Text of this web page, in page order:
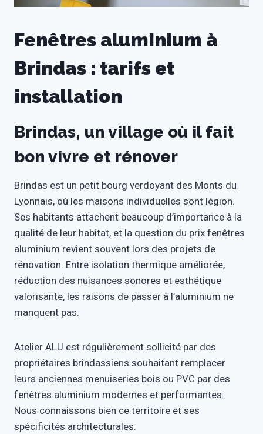
Fenêtres aluminium à
Brindas : tarifs et
installation
Brindas, un village où il fait
bon vivre et rénover
Brindas est un petit bourg verdoyant des Monts du
Lyonnais, où les maisons individuelles sont légion.
Ses habitants attachent beaucoup d’importance à la
qualité de leur habitat, et la question du prix fenêtres
aluminium revient souvent lors des projets de
rénovation. Entre isolation thermique améliorée,
réduction des nuisances sonores et esthétique
valorisante, les raisons de passer à l’aluminium ne
manquent pas.
Atelier ALU est régulièrement sollicité par des
propriétaires brindassiens souhaitant remplacer
leurs anciennes menuiseries bois ou PVC par des
fenêtres aluminium modernes et performantes.
Nous connaissons bien ce territoire et ses
spécificités architecturales.